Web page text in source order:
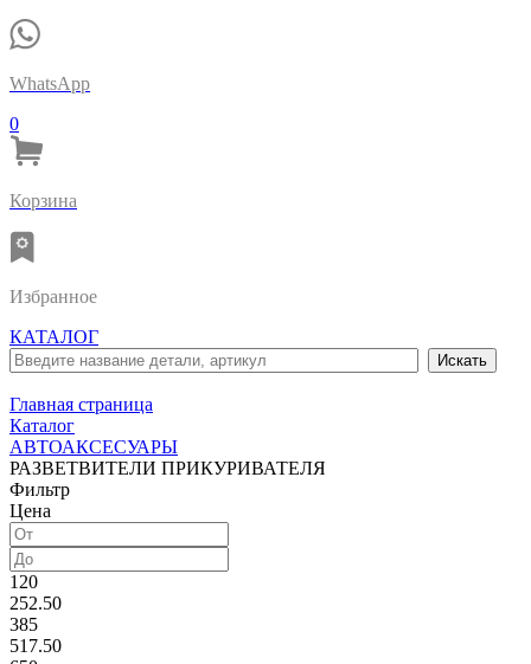
WhatsApp
0
Корзина
Избранное
КАТАЛОГ
Главная страница
Каталог
АВТОАКСЕСУАРЫ
РАЗВЕТВИТЕЛИ ПРИКУРИВАТЕЛЯ
Фильтр
Цена
120
252.50
385
517.50